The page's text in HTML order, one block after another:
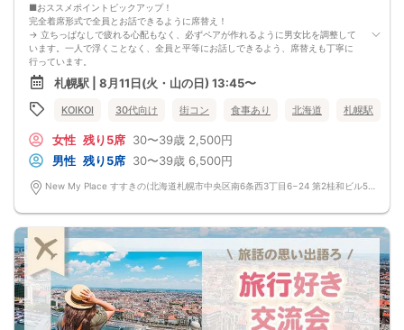
◆フライドポテト
◆名物！生つくね串
◆こだわりの塩ザンギ
◆〆の雑炊
◆本日のデザート
飲み放題
生ビール、サワー、ソフトドリンクなど
■おススメポイントピックアップ！
完全着席形式で全員とお話できるように席替え！
→ 立ちっぱなしで疲れる心配もなく、必ずペアが作れるように男女比を調整して
います。一人で浮くことなく、全員と平等にお話しできるよう、席替えも丁寧に
行っています。
会話を盛り上げるプロフィールシート！
→ 趣味や好みからスムーズに会話がスタート！「何を話そう…」と悩むことな
く、共通の話題で盛り上がれます。
自然なつながりをサポートするマッチングゲーム開催！
返却されるので安心です。
■最少催行人数
男女4対4
■中止判断タイミング
前日20時、または開催6時間前の時点で最少開催人数に満たない場合
→ お酒が飲めない方にはソフトドリンクも豊富にご用意しています！
札幌駅 | 8月11日(火・山の日) 13:45〜
KOIKOI 30代向け 街コン 食事あり 北海道 札幌駅
女性 残り5席 30〜39歳 2,500円
男性 残り5席 30〜39歳 6,500円